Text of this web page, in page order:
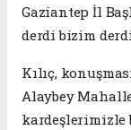
Gaziantep İl
derdi bizim
Kılıç,
Alaybey
kardeşlerimizle